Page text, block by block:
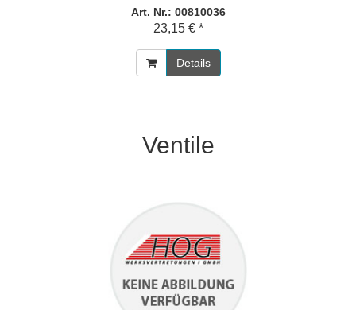
Art. Nr.: 00810036
23,15 € *
Details
Ventile